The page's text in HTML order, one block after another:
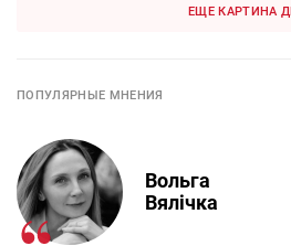
ЕЩЕ КАРТИНА
ПОПУЛЯРНЫЕ МНЕНИЯ
Вольга
Вялічка